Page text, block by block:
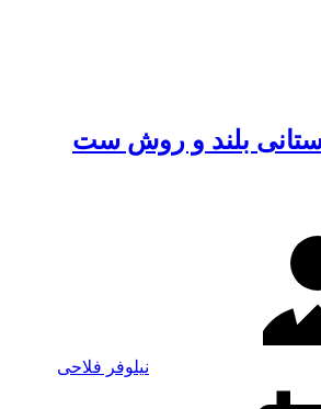
بلند و روش ست
نیلوفر فلاحی